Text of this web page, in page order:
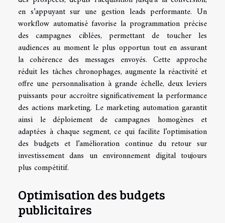
en s’appuyant sur une gestion leads performante. Un
workflow automatisé favorise la programmation précise
des campagnes ciblées, permettant de toucher les
audiences au moment le plus opportun tout en assurant
la cohérence des messages envoyés. Cette approche
réduit les tâches chronophages, augmente la réactivité et
offre une personnalisation à grande échelle, deux leviers
puissants pour accroître significativement la performance
des actions marketing. Le marketing automation garantit
ainsi le déploiement de campagnes homogènes et
adaptées à chaque segment, ce qui facilite l’optimisation
des budgets et l’amélioration continue du retour sur
investissement dans un environnement digital toujours
plus compétitif.
Optimisation des budgets
publicitaires